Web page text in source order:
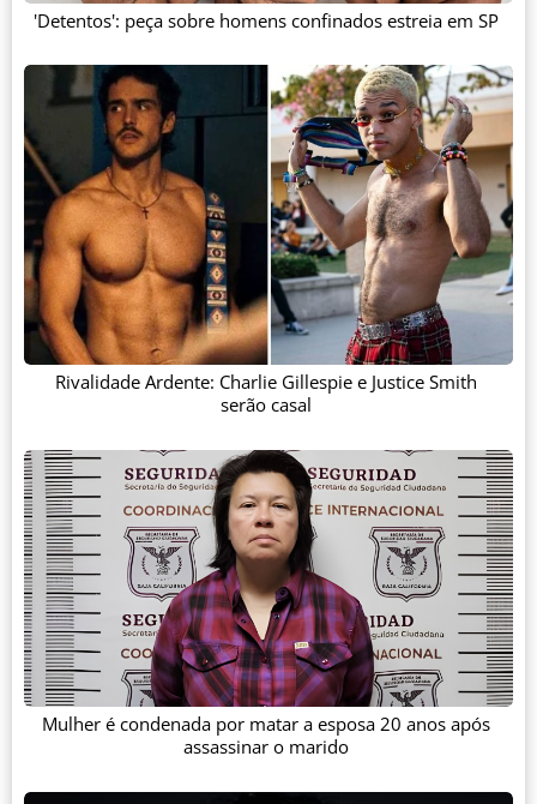
'Detentos': peça sobre homens confinados estreia em SP
Rivalidade Ardente: Charlie Gillespie e Justice Smith
serão casal
Mulher é condenada por matar a esposa 20 anos após
assassinar o marido